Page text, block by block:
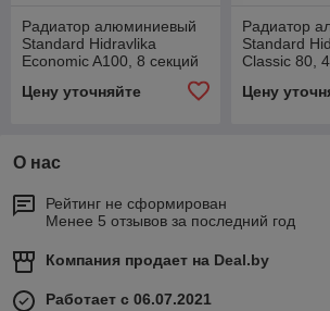
Радиатор алюминиевый
Standard Hidravlika
Economic A100, 8 секций
Цену уточняйте
Радиатор
Standard
Classic 80,
Цену
О нас
Рейтинг не сформирован
Менее 5 отзывов за последний год
Компания продает на Deal.by
Работает с 06.07.2021